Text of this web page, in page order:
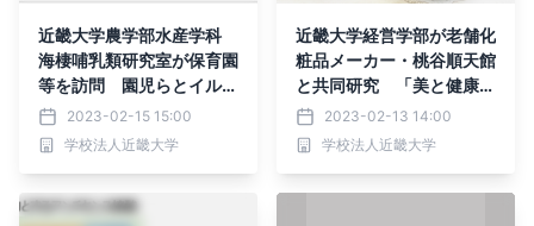
近畿大学農学部水産学科
海棲哺乳類研究室が保育園
等を訪問 園児らとイルカ
研究を題材にしたレクリエ
ーションを実施
2023-02-15 15:00
学校法人近畿大学
近畿大学経営学部が老舗化
粧品メーカー・桃谷順天館
と共同研究 「美と健康」
をテーマにイベント出展
し、プロテイン商品をPR
2023-02-13 14:00
学校法人近畿大学